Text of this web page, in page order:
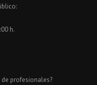
h.
profesionales?